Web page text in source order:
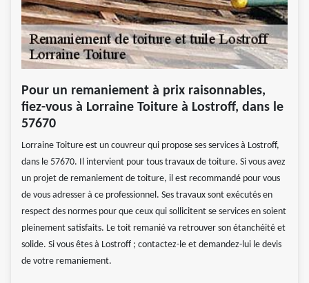
Pour un remaniement à prix raisonnables,
fiez-vous à Lorraine Toiture à Lostroff, dans le
57670
Lorraine Toiture est un couvreur qui propose ses services à Lostroff,
dans le 57670. Il intervient pour tous travaux de toiture. Si vous avez
un projet de remaniement de toiture, il est recommandé pour vous
de vous adresser à ce professionnel. Ses travaux sont exécutés en
respect des normes pour que ceux qui sollicitent se services en soient
pleinement satisfaits. Le toit remanié va retrouver son étanchéité et
solide. Si vous êtes à Lostroff ; contactez-le et demandez-lui le devis
de votre remaniement.